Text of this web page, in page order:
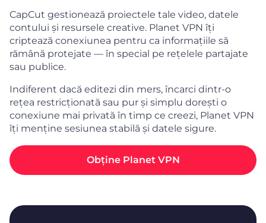
CapCut gestionează proiectele tale video, datele
contului și resursele creative. Planet VPN îți
criptează conexiunea pentru ca informațiile să
rămână protejate — în special pe rețelele partajate
sau publice.
Indiferent dacă editezi din mers, încarci dintr-o
rețea restricționată sau pur și simplu dorești o
conexiune mai privată în timp ce creezi, Planet VPN
îți menține sesiunea stabilă și datele sigure.
Obține Planet VPN